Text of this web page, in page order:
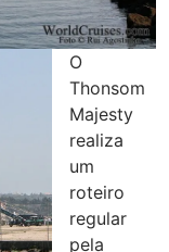
O
Thonsom
Majesty
realiza
um
roteiro
regular
pela